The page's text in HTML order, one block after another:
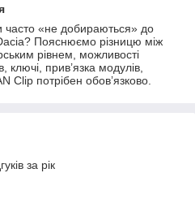
часто «не добираються» до
Пояснюємо різницю між
рівнем, можливості
ключі, прив’язка модулів,
Clip потрібен обов’язково.
за рік